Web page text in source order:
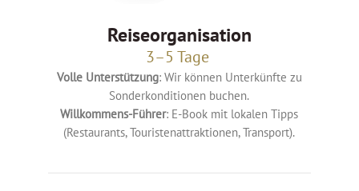
Reiseorganisation
3–5 Tage
Volle Unterstützung: Wir können Unterkünfte zu
Sonderkonditionen buchen.
Willkommens-Führer: E-Book mit lokalen Tipps
(Restaurants, Touristenattraktionen, Transport).